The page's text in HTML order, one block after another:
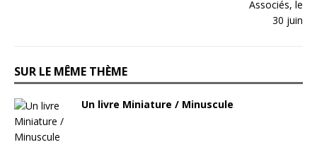
SUR LE MÊME THÈME
Un livre Miniature / Minuscule